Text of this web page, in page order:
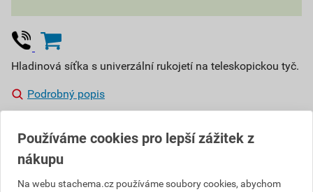
Hladinová síťka s univerzální rukojetí na teleskopickou tyč.
Podrobný popis
Skladem v (1) prodejnách
162,75 Kč
Používáme cookies pro lepší zážitek z
nákupu
Na webu stachema.cz používáme soubory cookies, abychom